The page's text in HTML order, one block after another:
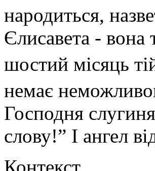
народиться,
Єлисавета - вона
шостий місяць
немає
Господня
слову!” І ангел